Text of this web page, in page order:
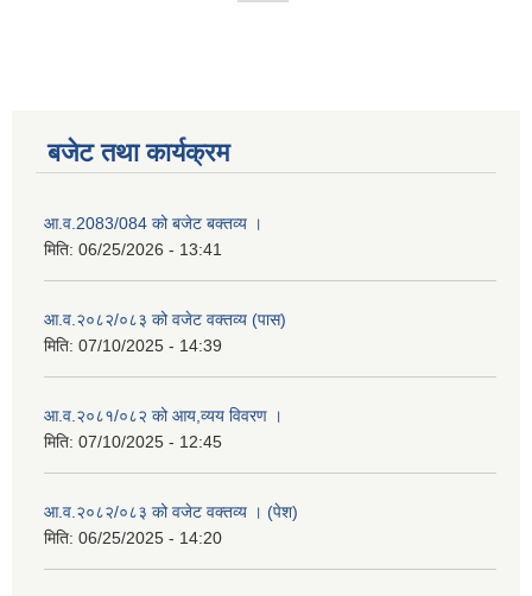
बजेट तथा कार्यक्रम
आ.व.2083/084 को बजेट बक्तव्य ।
मिति: 06/25/2026 - 13:41
आ.व.२०८२/०८३ को वजेट वक्तव्य (पास)
मिति: 07/10/2025 - 14:39
आ.व.२०८१/०८२ को आय,व्यय विवरण ।
मिति: 07/10/2025 - 12:45
आ.व.२०८२/०८३ को वजेट वक्तव्य । (पेश)
मिति: 06/25/2025 - 14:20